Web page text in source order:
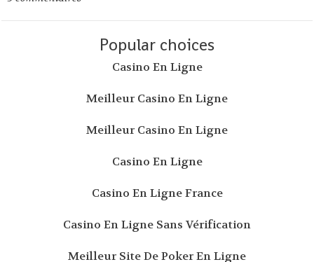
Popular choices
Casino En Ligne
Meilleur Casino En Ligne
Meilleur Casino En Ligne
Casino En Ligne
Casino En Ligne France
Casino En Ligne Sans Vérification
Meilleur Site De Poker En Ligne